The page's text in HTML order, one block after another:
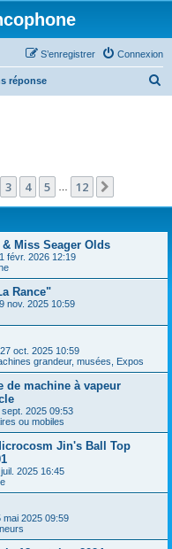
Connexion
S’enregistrer
réponse
c
3 4 5 12
Miss Seager Olds
févr. 2026 12:19
Rance"
nov. 2025 10:59
oct. 2025 10:59
grandeur, musées, Expos
de machine à vapeur
2025 09:53
ou mobiles
Jin's Ball Top
2025 16:45
mai 2025 09:59